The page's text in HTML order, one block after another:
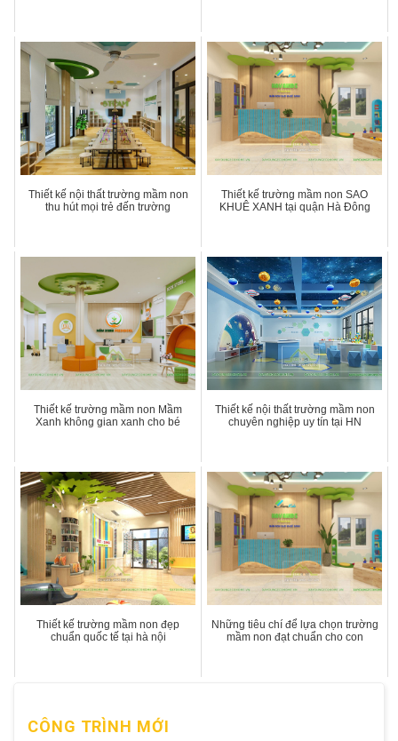
Thiết kế nội thất trường mầm non
thu hút mọi trẻ đến trường
Thiết kế trường mầm non SAO
KHUÊ XANH tại quận Hà Đông
Thiết kế trường mầm non Mầm
Xanh không gian xanh cho bé
Thiết kế nội thất trường mầm non
chuyên nghiệp uy tín tại HN
Thiết kế trường mầm non đẹp
chuẩn quốc tế tại hà nội
Những tiêu chí để lựa chọn trường
mầm non đạt chuẩn cho con
CÔNG TRÌNH MỚI